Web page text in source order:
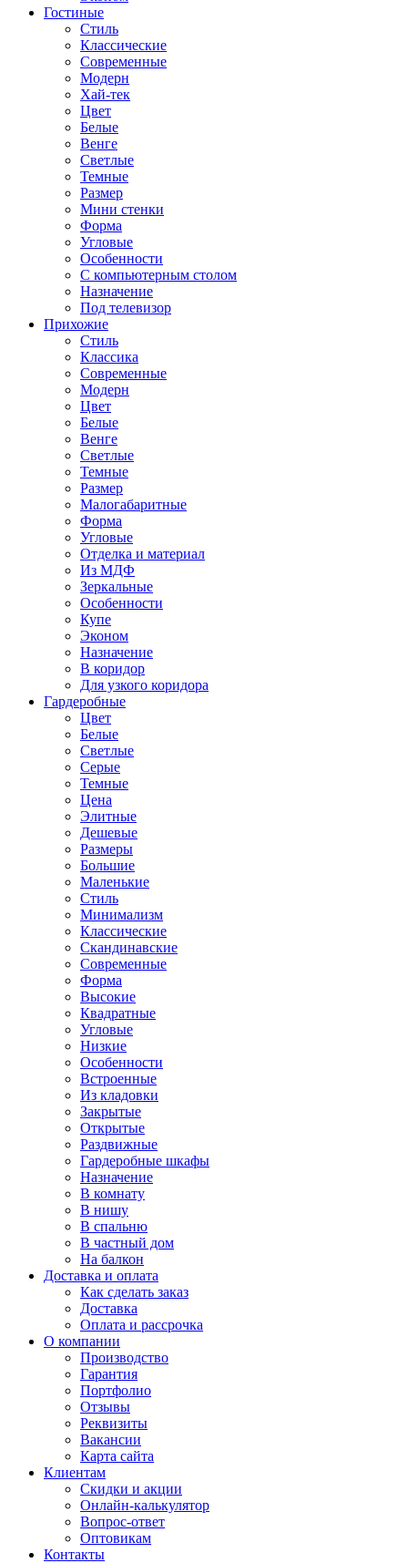
Гостиные
Стиль
Классические
Современные
Модерн
Хай-тек
Цвет
Белые
Венге
Светлые
Темные
Размер
Мини стенки
Форма
Угловые
Особенности
С компьютерным столом
Назначение
Под телевизор
Прихожие
Стиль
Классика
Современные
Модерн
Цвет
Белые
Венге
Светлые
Темные
Размер
Малогабаритные
Форма
Угловые
Отделка и материал
Из МДФ
Зеркальные
Особенности
Купе
Эконом
Назначение
В коридор
Для узкого коридора
Гардеробные
Цвет
Белые
Светлые
Серые
Темные
Цена
Элитные
Дешевые
Размеры
Большие
Маленькие
Стиль
Минимализм
Классические
Скандинавские
Современные
Форма
Высокие
Квадратные
Угловые
Низкие
Особенности
Встроенные
Из кладовки
Закрытые
Открытые
Раздвижные
Гардеробные шкафы
Назначение
В комнату
В нишу
В спальню
В частный дом
На балкон
Доставка и оплата
Как сделать заказ
Доставка
Оплата и рассрочка
О компании
Производство
Гарантия
Портфолио
Отзывы
Реквизиты
Вакансии
Карта сайта
Клиентам
Скидки и акции
Онлайн-калькулятор
Вопрос-ответ
Оптовикам
Контакты